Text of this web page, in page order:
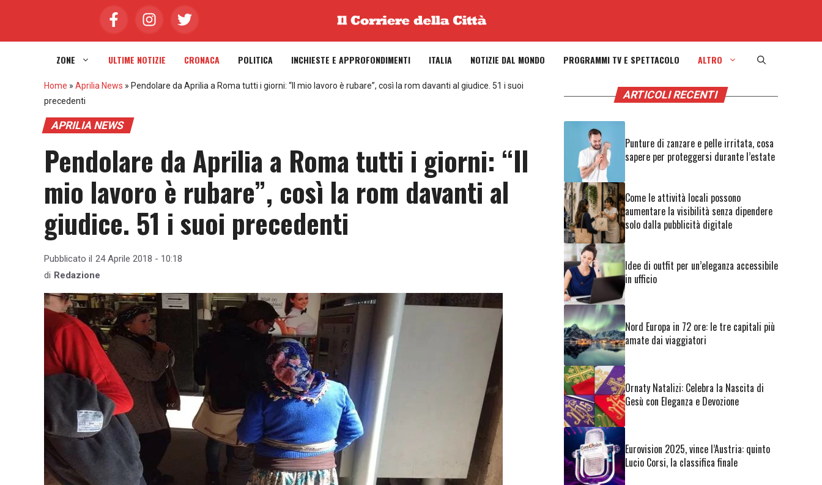
ZONE ULTIME NOTIZIE CRONACA POLITICA INCHIESTE E APPROFONDIMENTI ITALIA NOTIZIE DAL MONDO PROGRAMMI TV E SPETTACOLO ALTRO
Home » Aprilia News » Pendolare da Aprilia a Roma tutti i giorni: “Il mio lavoro è rubare”, così la rom davanti al giudice. 51 i suoi
precedenti
APRILIA NEWS
Pendolare da Aprilia a Roma tutti i giorni: “Il
mio lavoro è rubare”, così la rom davanti al
giudice. 51 i suoi precedenti
Pubblicato il 24 Aprile 2018 - 10:18
di Redazione
ARTICOLI RECENTI
Punture di zanzare e pelle irritata, cosa
sapere per proteggersi durante l’estate
Come le attività locali possono
aumentare la visibilità senza dipendere
solo dalla pubblicità digitale
Idee di outfit per un’eleganza accessibile
in ufficio
Nord Europa in 72 ore: le tre capitali più
amate dai viaggiatori
Ornaty Natalizi: Celebra la Nascita di
Gesù con Eleganza e Devozione
Eurovision 2025, vince l’Austria: quinto
Lucio Corsi, la classifica finale